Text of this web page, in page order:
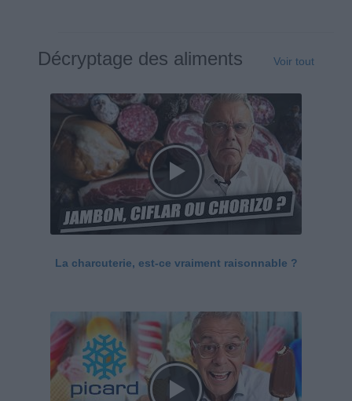
Décryptage des aliments Voir tout
La charcuterie, est-ce vraiment raisonnable ?